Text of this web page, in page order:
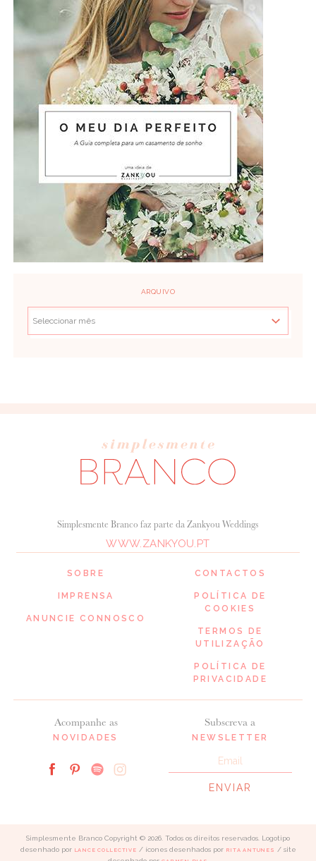
ARQUIVO
SOBRE
IMPRENSA
ANUNCIE CONNOSCO
Acompanhe as
NOVIDADES
Simplesmente Branco faz parte da Zankyou Weddings
WWW.ZANKYOU.PT
Subscreva a
NEWSLETTER
CONTACTOS
POLÍTICA DE
COOKIES
TERMOS DE
UTILIZAÇÃO
POLÍTICA DE
PRIVACIDADE
Simplesmente Branco Copyright © 2026. Todos os direitos reservados. Logotipo
desenhado por LANCE COLLECTIVE / ícones desenhados por RITA ANTUNES
/ site